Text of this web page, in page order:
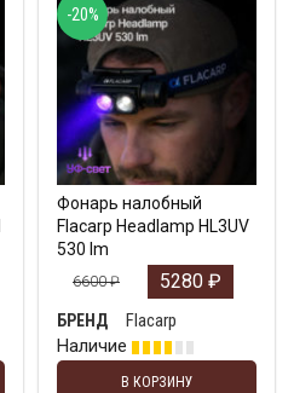
Фонарь налобный
Flacarp Headlamp HL3UV
530 lm
6600₽ 5280 ₽
БРЕНД
Flacarp
Наличие
В КОРЗИНУ
-20%